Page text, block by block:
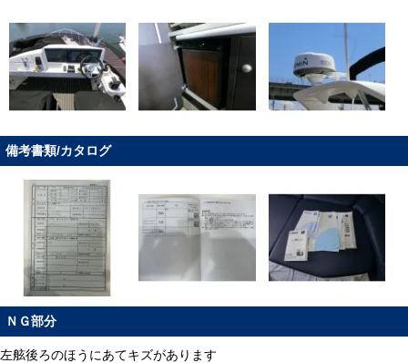
備考書類/カタログ
ＮＧ部分
左舷後ろのほうにあてキズがあります